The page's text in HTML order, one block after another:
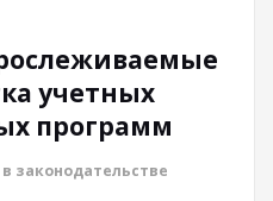
учетных
программ
законодательстве